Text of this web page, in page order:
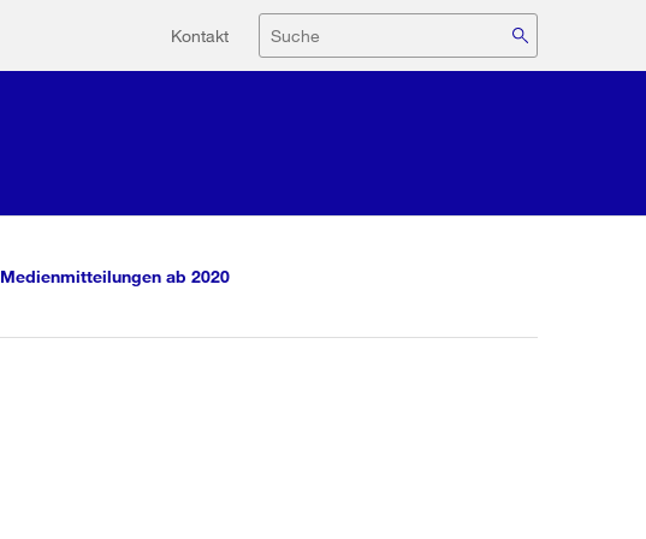
Hilfsnavigation
Kontakt Suche
Medienmitteilungen ab 2020